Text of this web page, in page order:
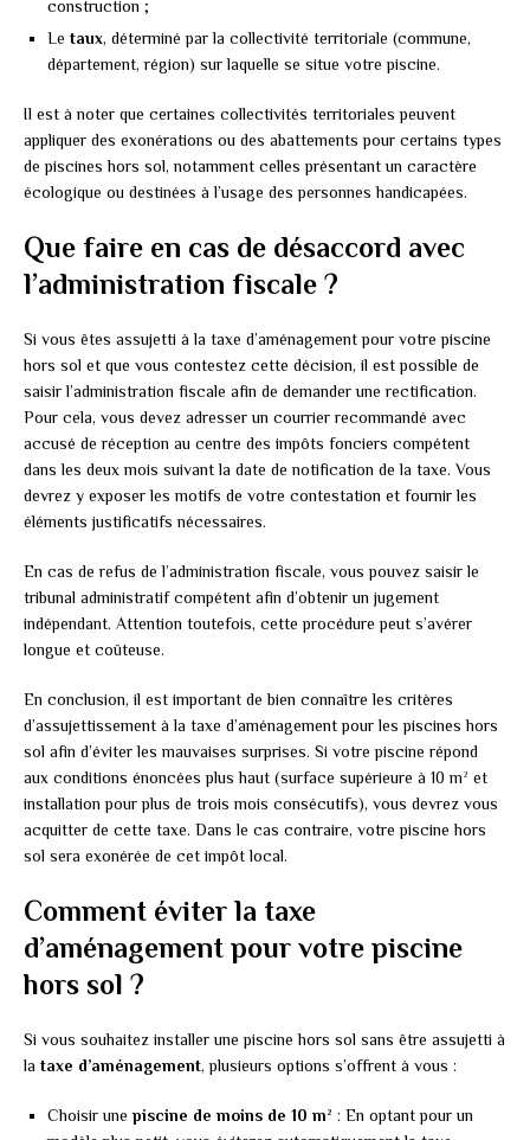
construction ;
Le taux, déterminé par la collectivité territoriale (commune,
département, région) sur laquelle se situe votre piscine.
Il est à noter que certaines collectivités territoriales peuvent
appliquer des exonérations ou des abattements pour certains types
de piscines hors sol, notamment celles présentant un caractère
écologique ou destinées à l’usage des personnes handicapées.
Que faire en cas de désaccord avec
l’administration fiscale ?
Si vous êtes assujetti à la taxe d’aménagement pour votre piscine
hors sol et que vous contestez cette décision, il est possible de
saisir l’administration fiscale afin de demander une rectification.
Pour cela, vous devez adresser un courrier recommandé avec
accusé de réception au centre des impôts fonciers compétent
dans les deux mois suivant la date de notification de la taxe. Vous
devrez y exposer les motifs de votre contestation et fournir les
éléments justificatifs nécessaires.
En cas de refus de l’administration fiscale, vous pouvez saisir le
tribunal administratif compétent afin d’obtenir un jugement
indépendant. Attention toutefois, cette procédure peut s’avérer
longue et coûteuse.
En conclusion, il est important de bien connaître les critères
d’assujettissement à la taxe d’aménagement pour les piscines hors
sol afin d’éviter les mauvaises surprises. Si votre piscine répond
aux conditions énoncées plus haut (surface supérieure à 10 m² et
installation pour plus de trois mois consécutifs), vous devrez vous
acquitter de cette taxe. Dans le cas contraire, votre piscine hors
sol sera exonérée de cet impôt local.
Comment éviter la taxe
d’aménagement pour votre piscine
hors sol ?
Si vous souhaitez installer une piscine hors sol sans être assujetti à
la taxe d’aménagement, plusieurs options s’offrent à vous :
Choisir une piscine de moins de 10 m² : En optant pour un